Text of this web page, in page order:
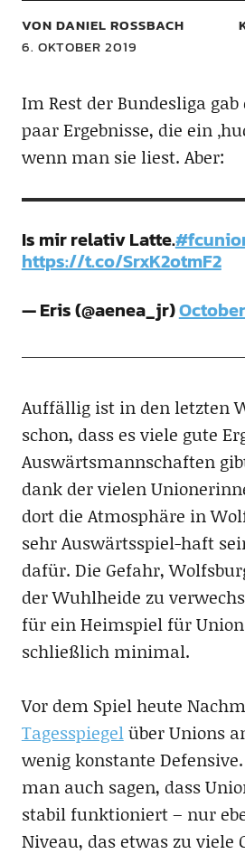
VON DANIEL ROSSBACH
6. OKTOBER 2019
Im Rest der Bundesliga
paar Ergebnisse, die ein
wenn man sie liest. Aber:
Is mir relativ Latte.
https://t.co/SrxK2otmF2
— Eris (@aenea_jr)
Auffällig ist in den letzten
schon, dass es viele gute
Auswärtsmannschaften
dank der vielen
dort die Atmosphäre in
sehr Auswärtsspiel-haft
dafür. Die Gefahr,
der Wuhlheide zu
für ein Heimspiel für
schließlich minimal.
Vor dem Spiel heute
Tagesspiegelüber Unions
wenig konstante
man auch sagen, dass
stabil funktioniert – nur
Niveau, das etwas zu viele